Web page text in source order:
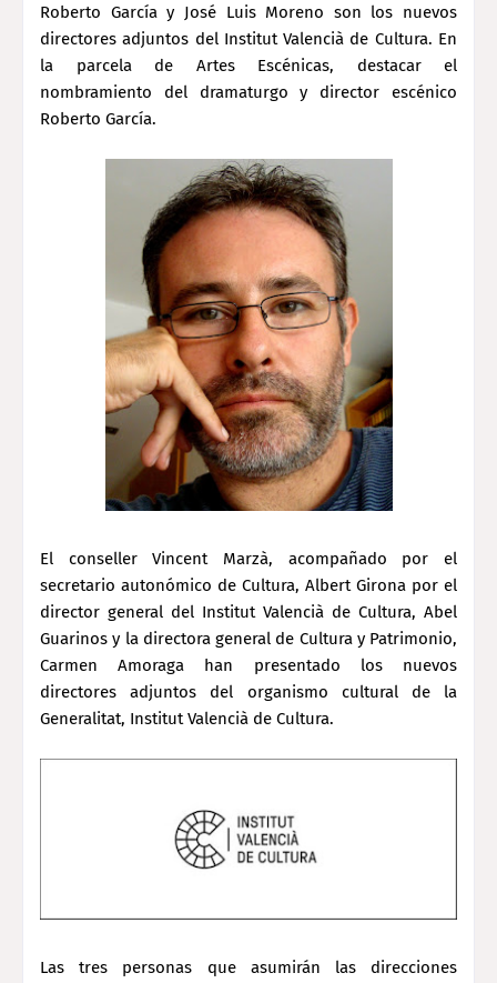
Roberto García y José Luis Moreno son los nuevos
directores adjuntos del Institut Valencià de Cultura. En
la parcela de Artes Escénicas, destacar el
nombramiento del dramaturgo y director escénico
Roberto García.
El conseller Vincent Marzà, acompañado por el
secretario autonómico de Cultura, Albert Girona por el
director general del Institut Valencià de Cultura, Abel
Guarinos y la directora general de Cultura y Patrimonio,
Carmen Amoraga han presentado los nuevos
directores adjuntos del organismo cultural de la
Generalitat, Institut Valencià de Cultura.
Las tres personas que asumirán las direcciones